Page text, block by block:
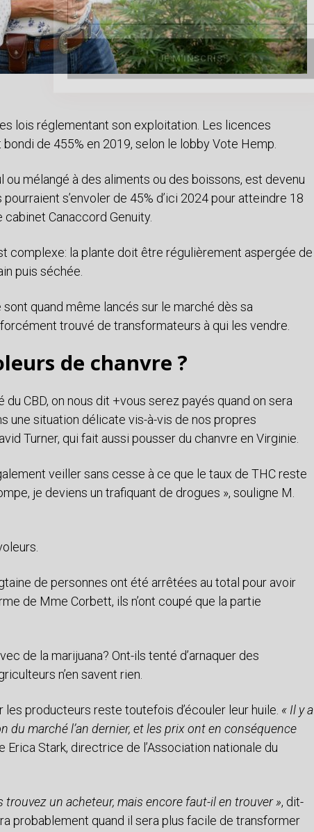
lois réglementant son exploitation. Les licences
de 455% en 2019, selon le lobby Vote Hemp.
ou mélangé à des aliments ou des boissons, est devenu
s’envoler de 45% d’ici 2024 pour atteindre 18
Canaccord Genuity.
complexe: la plante doit être régulièrement aspergée de
puis séchée.
sont quand même lancés sur le marché dès sa
trouvé de transformateurs à qui les vendre.
de chanvre ?
du CBD, on nous dit +vous serez payés quand on sera
une situation délicate vis-à-vis de nos propres
Turner, qui fait aussi pousser du chanvre en Virginie.
veiller sans cesse à ce que le taux de THC reste
je deviens un trafiquant de drogues », souligne M.
de personnes ont été arrêtées au total pour avoir
de Mme Corbett, ils n’ont coupé que la partie
de la marijuana? Ont-ils tenté d’arnaquer des
n’en savent rien.
producteurs reste toutefois d’écouler leur huile. « Il y a
du marché l’an dernier, et les prix ont en conséquence
Erica Stark, directrice de l’Association nationale du
trouvez un acheteur, mais encore faut-il en trouver », dit-
probablement quand il sera plus facile de transformer